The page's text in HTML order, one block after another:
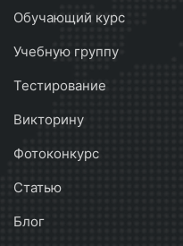
Обучающий курс
Учебную группу
Тестирование
Викторину
Фотоконкурс
Статью
Блог